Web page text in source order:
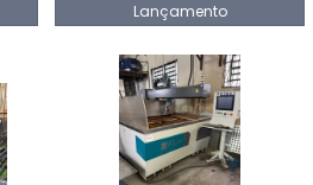
Lançamento